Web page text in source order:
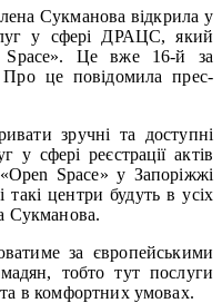
Сукманова відкрила у
у сфері ДРАЦС, який
Space». Це вже 16-й за
це повідомила прес-
зручні та доступні
сфері реєстрації актів
Space» у Запоріжжі
центри будуть в усіх
Сукманова.
за європейськими
тобто тут послуги
в комфортних умовах.